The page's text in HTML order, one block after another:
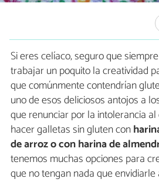
Si eres celíaco, seguro que
trabajar un poquito la creatividad
que comúnmente contendrían
uno de esos deliciosos antojos a
que renunciar por la intolerancia
hacer galletas sin gluten con
de arroz o con harina de
tenemos muchas opciones para
que no tengan nada que envidiarle